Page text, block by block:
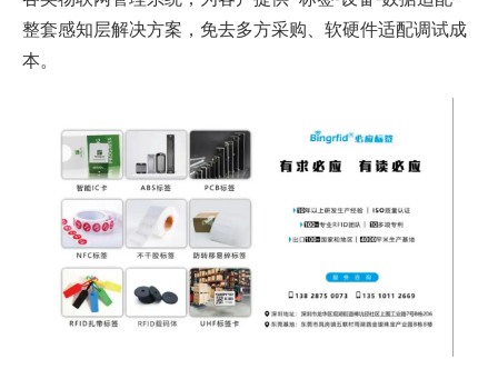
整套感知层解决方案，免去多方采购、软硬件适配调试成
本。